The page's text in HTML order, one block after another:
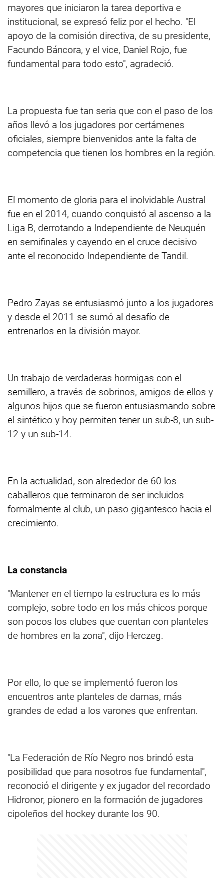
mayores que iniciaron la tarea deportiva e
institucional, se expresó feliz por el hecho. "El
apoyo de la comisión directiva, de su presidente,
Facundo Báncora, y el vice, Daniel Rojo, fue
fundamental para todo esto", agradeció.
La propuesta fue tan seria que con el paso de los
años llevó a los jugadores por certámenes
oficiales, siempre bienvenidos ante la falta de
competencia que tienen los hombres en la región.
El momento de gloria para el inolvidable Austral
fue en el 2014, cuando conquistó al ascenso a la
Liga B, derrotando a Independiente de Neuquén
en semifinales y cayendo en el cruce decisivo
ante el reconocido Independiente de Tandil.
Pedro Zayas se entusiasmó junto a los jugadores
y desde el 2011 se sumó al desafío de
entrenarlos en la división mayor.
Un trabajo de verdaderas hormigas con el
semillero, a través de sobrinos, amigos de ellos y
algunos hijos que se fueron entusiasmando sobre
el sintético y hoy permiten tener un sub-8, un sub-
12 y un sub-14.
En la actualidad, son alrededor de 60 los
caballeros que terminaron de ser incluidos
formalmente al club, un paso gigantesco hacia el
crecimiento.
La constancia
"Mantener en el tiempo la estructura es lo más
complejo, sobre todo en los más chicos porque
son pocos los clubes que cuentan con planteles
de hombres en la zona", dijo Herczeg.
Por ello, lo que se implementó fueron los
encuentros ante planteles de damas, más
grandes de edad a los varones que enfrentan.
"La Federación de Río Negro nos brindó esta
posibilidad que para nosotros fue fundamental",
reconoció el dirigente y ex jugador del recordado
Hidronor, pionero en la formación de jugadores
cipoleños del hockey durante los 90.